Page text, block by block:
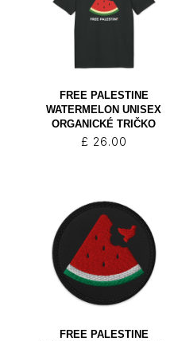
FREE PALESTINE
WATERMELON UNISEX
ORGANICKÉ TRIČKO
£ 26.00
FREE PALESTINE